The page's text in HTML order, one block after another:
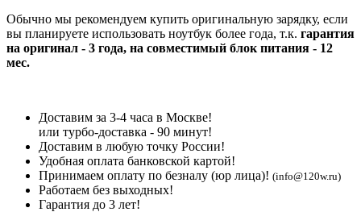
Обычно мы рекомендуем купить оригинальную зарядку, если
вы планируете использовать ноутбук более года, т.к. гарантия
на оригинал - 3 года, на совместимый блок питания - 12
мес.
Доставим за 3-4 часа в Москве!
или турбо-доставка - 90 минут!
Доставим в любую точку России!
Удобная оплата банковской картой!
Принимаем оплату по безналу (юр лица)! (info@120w.ru)
Работаем без выходных!
Гарантия до 3 лет!